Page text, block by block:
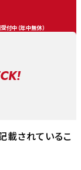
付中（年中無休）
載されているこ